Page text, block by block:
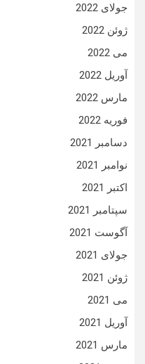
جولای 2022
ژوئن 2022
می 2022
آوریل 2022
مارس 2022
فوریه 2022
دسامبر 2021
نوامبر 2021
اکتبر 2021
سپتامبر 2021
آگوست 2021
جولای 2021
ژوئن 2021
می 2021
آوریل 2021
مارس 2021